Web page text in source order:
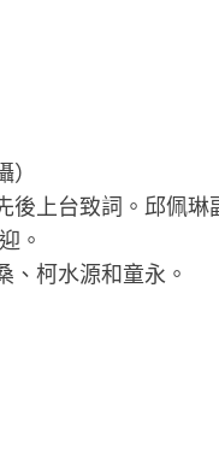
後上台致詞。邱佩琳
。
柯水源和童永。